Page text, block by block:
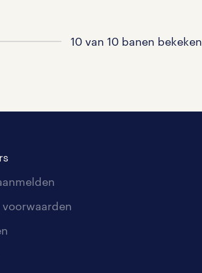
10 van 10 banen bekeken